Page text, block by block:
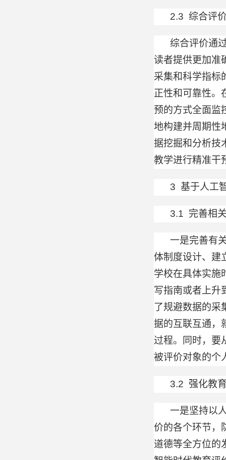
2.3 综合评
综合评价通
读者提供更加准
采集和科学指标
正性和可靠性。
预的方式全面监
地构建并周期性
据挖掘和分析技
教学进行精准干
3 基于人工
3.1 完善相
一是完善有
体制度设计、建
学校在具体实施
写指南或者上升
了规避数据的采
据的互联互通，
过程。同时，要
被评价对象的个
3.2 强化教
一是坚持以
价的各个环节，
道德等全方位的